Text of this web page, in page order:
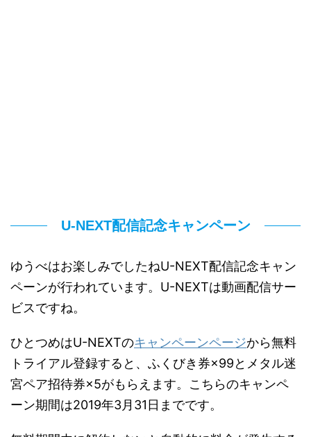
U-NEXT配信記念キャンペーン
ゆうべはお楽しみでしたねU-NEXT配信記念キャン
ペーンが行われています。U-NEXTは動画配信サー
ビスですね。
ひとつめはU-NEXTのキャンペーンページから無料
トライアル登録すると、ふくびき券×99とメタル迷
宮ペア招待券×5がもらえます。こちらのキャンペ
ーン期間は2019年3月31日までです。